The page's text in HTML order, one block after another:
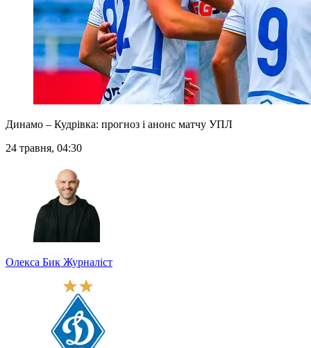
Динамо – Кудрівка: прогноз і анонс матчу УПЛ
24 травня, 04:30
Олекса Бик Журналіст